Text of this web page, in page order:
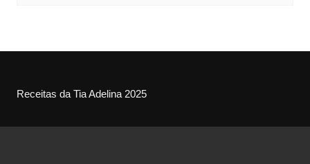
Receitas da Tia Adelina 2025